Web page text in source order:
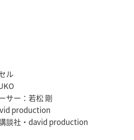
ル
サー：若松 剛
production
談社・david production